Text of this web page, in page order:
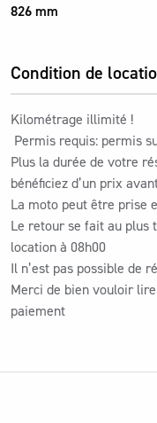
826 mm
Condition de
Kilométrage illimité !
Permis requis: permis
Plus la durée de votre
bénéficiez d’un prix
La moto peut être prise
Le retour se fait au plus
location à 08h00
Il n’est pas possible de
Merci de bien vouloir
paiement